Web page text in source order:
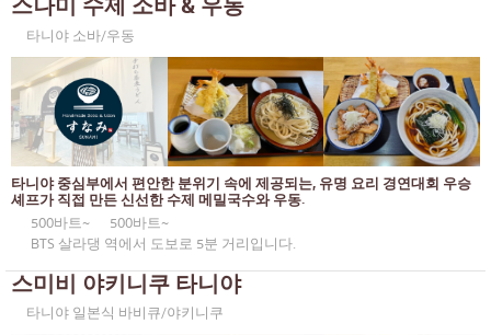
다른
타니야 소바/우동
타니야 중심부에서 편안한 분위기 속에 제공되는, 유명 요리 경연대회 우승
셰프가 직접 만든 신선한 수제 메밀국수와 우동.
500바트~
500바트~
BTS 살라댕 역에서 도보로 5분 거리입니다.
스미비 야키니쿠 타니야
타니야 일본식 바비큐/야키니쿠